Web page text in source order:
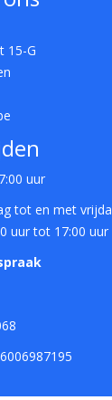
15-G
uur
tot en met
uur tot 17:00 uur